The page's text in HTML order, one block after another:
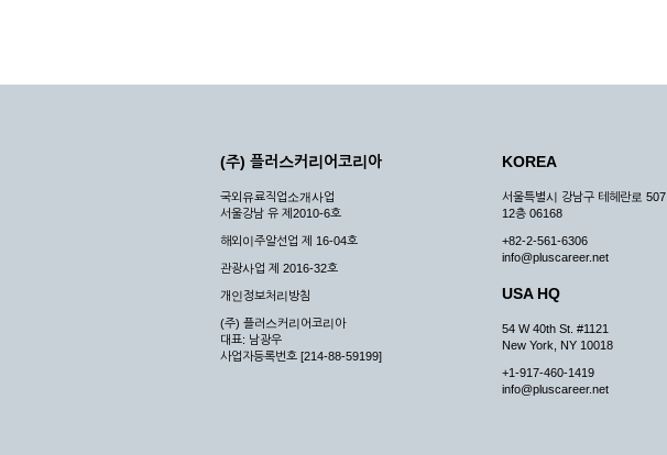
(주) 플러스커리어코리아
국외유료직업소개사업
서울강남 유 제2010-6호
해외이주알선업 제 16-04호
관광사업 제 2016-32호
개인정보처리방침
(주) 플러스커리어코리아
대표: 남광우
사업자등록번호 [214-88-59199]
KOREA
서울특별시 강남구 테헤란로 507
12층 06168
+82-2-561-6306
info@pluscareer.net
USA HQ
54 W 40th St. #1121
New York, NY 10018
+1-917-460-1419
info@pluscareer.net